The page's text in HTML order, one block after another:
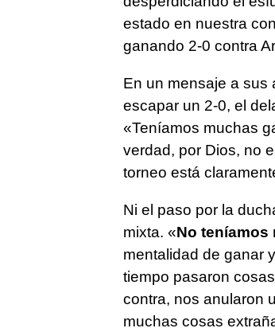
estado en nuestra
ganando 2-0 contra
En un mensaje a sus
escapar un 2-0, el
«Teníamos muchas
verdad, por Dios, no
torneo está
Ni el paso por la
mixta. «No teníamos
mentalidad de ganar
tiempo pasaron
contra, nos anularon
muchas cosas